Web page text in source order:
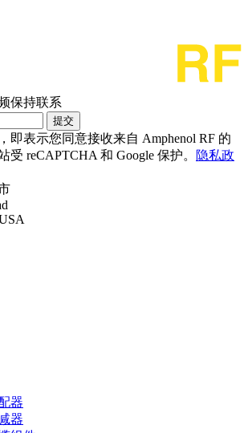
保持联系
提交
即表示您同意接收来自 Amphenol RF 的
受 reCAPTCHA 和 Google 保护。
隐私政
器
器